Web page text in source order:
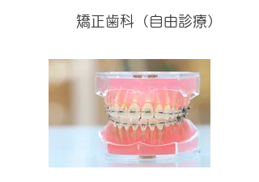
矯正歯科（自由診療）